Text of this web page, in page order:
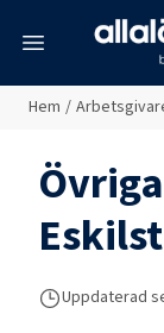
Hem /
Uppdaterad